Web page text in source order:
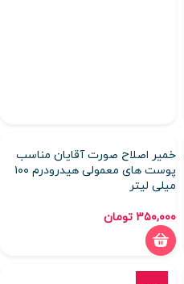
خمیر اصلاح صورت آقایان مناسب
پوست های معمولی هیدرودرم ۱۰۰
میلی لیتر
۳۵۰,۰۰۰ تومان